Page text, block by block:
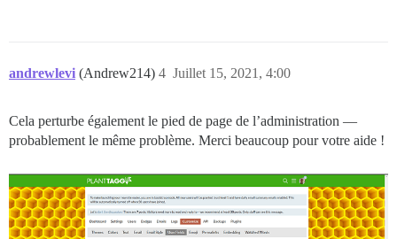
andrewlevi (Andrew214) Juillet 15, 2021, 4:00
4
Cela perturbe également le pied de page de l’administration —
probablement le même problème. Merci beaucoup pour votre aide !